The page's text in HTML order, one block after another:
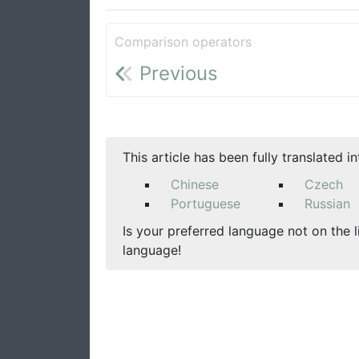
Comparison operators
Previous
This article has been fully translated
Chinese
Czech
Portuguese
Russian
Is your preferred language not on the
language!